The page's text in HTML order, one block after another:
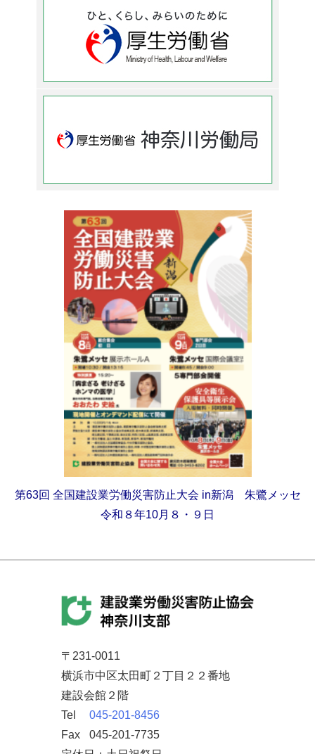
第63回 全国建設業労働災害防止大会 in新潟 朱鷺メッセ
令和８年10月８・９日
〒231-0011
横浜市中区太田町２丁目２２番地
建設会館２階
Tel
045-201-8456
Fax
045-201-7735